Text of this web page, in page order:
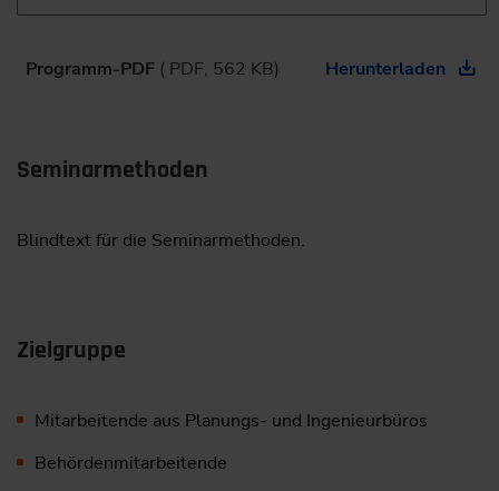
Programm-PDF ( PDF, 562 KB) Herunterladen
Seminarmethoden
Blindtext für die Seminarmethoden.
Zielgruppe
Mitarbeitende aus Planungs- und Ingenieurbüros
Behördenmitarbeitende